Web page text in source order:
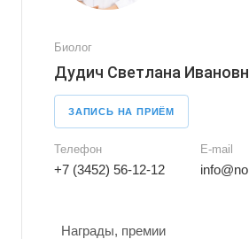
Биолог
Дудич Светлана
ЗАПИСЬ НА ПРИЁМ
Телефон
+7 (3452) 56-12-12
E-mail
Награды, премии